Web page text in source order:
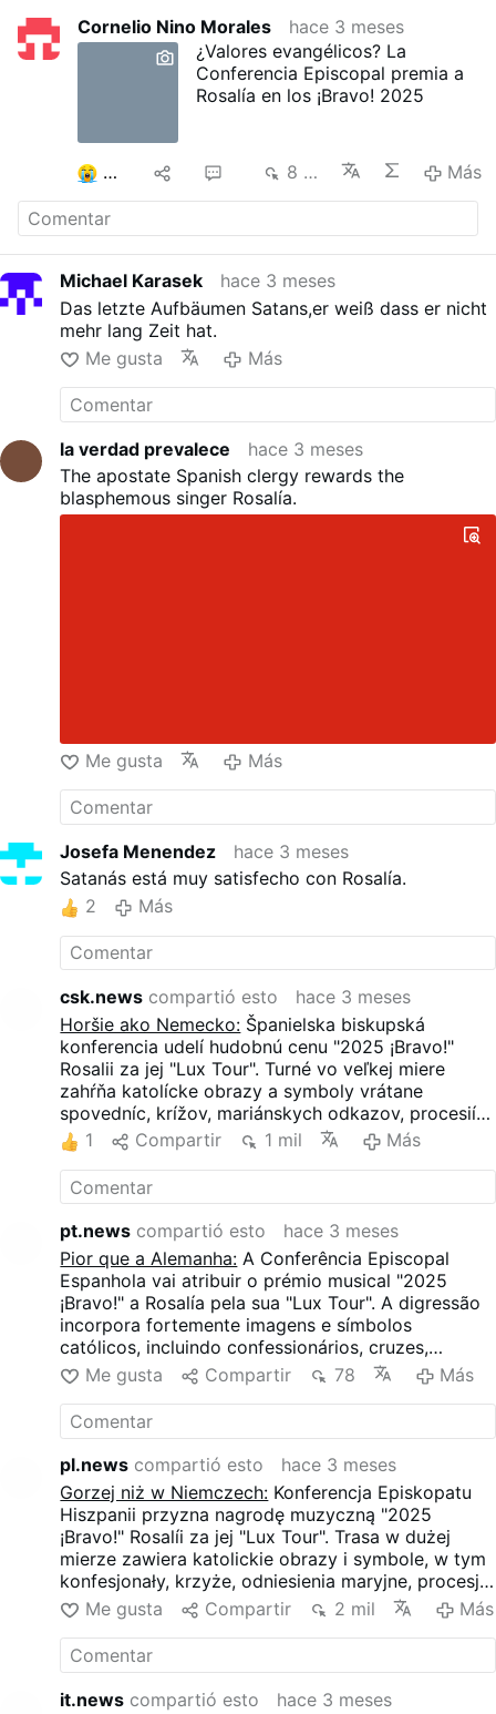
Cornelio Nino Morales
hace 3 meses
¿Valores evangélicos? La
Conferencia Episcopal premia a
Rosalía en los ¡Bravo! 2025
8 mil Más
Michael Karasek
hace 3 meses
Das letzte Aufbäumen Satans,er weiß dass er nicht
mehr lang Zeit hat.
Me gusta
Más
la verdad prevalece
hace 3 meses
The apostate Spanish clergy rewards the
blasphemous singer Rosalía.
Me gusta Más
Josefa Menendez
hace 3 meses
Satanás está muy satisfecho con Rosalía.
2
Más
csk.news compartió esto
hace 3 meses
Horšie ako Nemecko: Španielska biskupská
konferencia udelí hudobnú cenu "2025 ¡Bravo!"
Rosalii za jej "Lux Tour". Turné vo veľkej miere
zahŕňa katolícke obrazy a symboly vrátane
spovedníc, krížov, mariánskych odkazov, procesií a
javiskovej verzie obrovskej kadidelnice zo Santiaga
de Compostela. Tieto prvky sú kombinované s
estetikou nočného klubu, sexuálnou provokáciou a
reinterpretáciou náboženských tém.
1 Compartir 1 mil Más
pt.news compartió esto
hace 3 meses
Pior que a Alemanha: A Conferência Episcopal
Espanhola vai atribuir o prémio musical "2025
¡Bravo!" a Rosalía pela sua "Lux Tour". A digressão
incorpora fortemente imagens e símbolos
católicos, incluindo confessionários, cruzes,
referências marianas, procissões e uma versão em
palco do enorme incensório de Santiago de
Compostela. Estes elementos são combinados com
a estética dos clubes noturnos, a provocação
sexual e as reinterpretações de temas religiosos.
Me gusta Compartir 78 Más
pl.news compartió esto
hace 3 meses
Gorzej niż w Niemczech: Konferencja Episkopatu
Hiszpanii przyzna nagrodę muzyczną "2025
¡Bravo!" Rosalíi za jej "Lux Tour". Trasa w dużej
mierze zawiera katolickie obrazy i symbole, w tym
konfesjonały, krzyże, odniesienia maryjne, procesje
i sceniczną wersję ogromnego kadzidła z Santiago
de Compostela. Elementy te są połączone z
estetyką klubu nocnego, prowokacją seksualną i
reinterpretacją tematów religijnych.
Me gusta Compartir 2 mil Más
it.news compartió esto
hace 3 meses